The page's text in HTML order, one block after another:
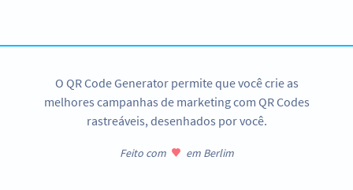
O QR Code Generator permite que você crie as
melhores campanhas de marketing com QR Codes
rastreáveis, desenhados por você.
Feito com em Berlim